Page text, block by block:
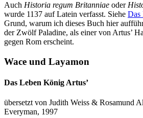
Auch Historia regum Britanniae oder
wurde 1137 auf Latein verfasst. Siehe Das
Grund, warum ich dieses Buch hier
der Zwölf Paladine, als einer von Artus’
gegen Rom erscheint.
Wace und Layamon
Das Leben König Artus’
übersetzt von Judith Weiss & Rosamund
Everyman, 1997